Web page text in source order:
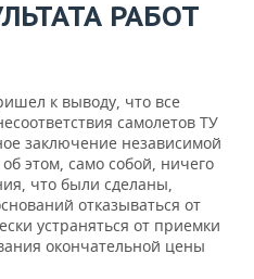
РАБОТ
к выводу, что все
самолетов ТУ
заключение независимой
этом, само собой, ничего
что были сделаны,
отказываться от
устраняться от приемки
окончательной цены